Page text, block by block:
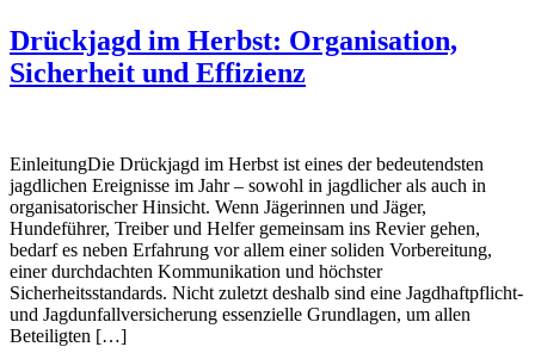
Drückjagd im Herbst: Organisation,
Sicherheit und Effizienz
EinleitungDie Drückjagd im Herbst ist eines der bedeutendsten
jagdlichen Ereignisse im Jahr – sowohl in jagdlicher als auch in
organisatorischer Hinsicht. Wenn Jägerinnen und Jäger,
Hundeführer, Treiber und Helfer gemeinsam ins Revier gehen,
bedarf es neben Erfahrung vor allem einer soliden Vorbereitung,
einer durchdachten Kommunikation und höchster
Sicherheitsstandards. Nicht zuletzt deshalb sind eine Jagdhaftpflicht-
und Jagdunfallversicherung essenzielle Grundlagen, um allen
Beteiligten […]